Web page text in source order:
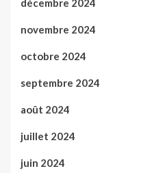
décembre 2024
novembre 2024
octobre 2024
septembre 2024
août 2024
juillet 2024
juin 2024